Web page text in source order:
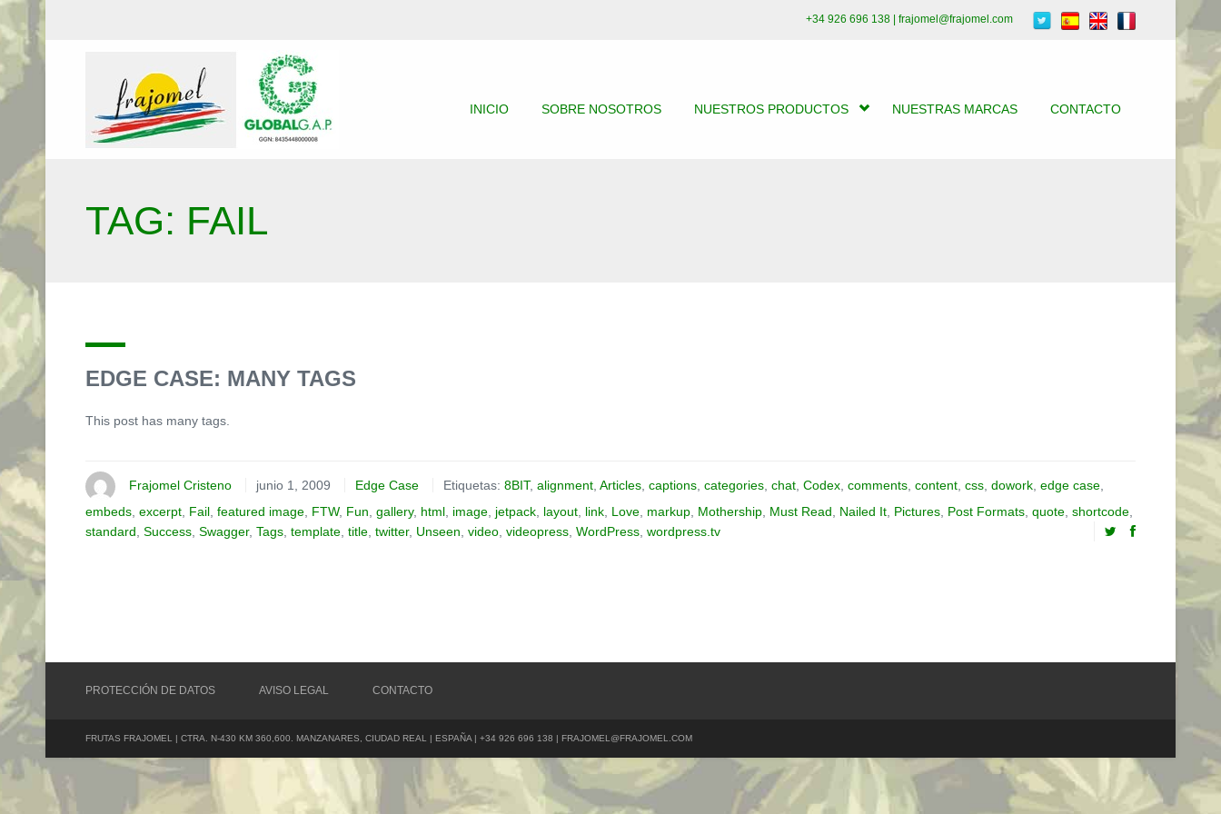
INICIO SOBRE NOSOTROS NUESTROS PRODUCTOS NUESTRAS MARCAS CONTACTO
+34 926 696 138 | frajomel@frajomel.com
TAG: FAIL
EDGE CASE: MANY TAGS
This post has many tags.
Frajomel Cristeno junio 1, 2009 Edge Case Etiquetas: 8BIT, alignment, Articles, captions, categories, chat, Codex, comments, content, css, dowork, edge case,
embeds excerpt Fail featured image FTW, Fun gallery, html image jetpack layout link Love markup Mothership Must Read Nailed It Pictures Post Formats quote shortcode
standard Success Swagger, Tags template title twitter, Unseen video videopress WordPress wordpress.tv
PROTECCIÓN DE DATOS AVISO LEGAL CONTACTO
FRUTAS FRAJOMEL | CTRA. N-430 KM 360,600. MANZANARES, CIUDAD REAL | ESPAÑA | +34 926 696 138 | FRAJOMEL@FRAJOMEL.COM